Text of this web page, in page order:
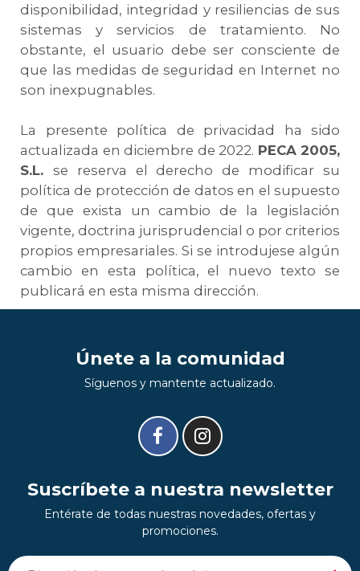
disponibilidad, integridad y resiliencias de sus
sistemas y servicios de tratamiento. No
obstante, el usuario debe ser consciente de
que las medidas de seguridad en Internet no
son inexpugnables.
La presente política de privacidad ha sido
actualizada en diciembre de 2022. PECA 2005,
S.L. se reserva el derecho de modificar su
política de protección de datos en el supuesto
de que exista un cambio de la legislación
vigente, doctrina jurisprudencial o por criterios
propios empresariales. Si se introdujese algún
cambio en esta política, el nuevo texto se
publicará en esta misma dirección.
Únete a la comunidad
Síguenos y mantente actualizado.
Suscríbete a nuestra newsletter
Entérate de todas nuestras novedades, ofertas y
promociones.